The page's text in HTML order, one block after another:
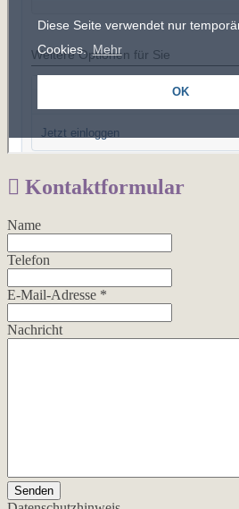
Kontaktformular
Name
Telefon
E-Mail-Adresse *
Nachricht
Senden